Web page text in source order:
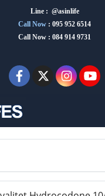
Line : @asinlife
Call Now : 095 952 6514
Call Now : 084 914 9731